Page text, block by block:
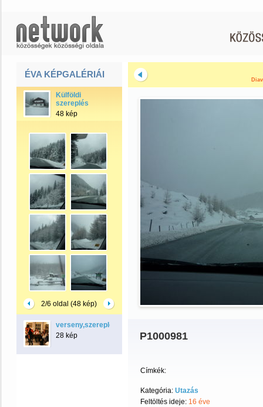
ÉVA KÉPGALÉRIÁI
Külföldi
szereplés
48 kép
2/6 oldal (48 kép)
verseny,szereplés,lemezborító
28 kép
P1000981
Címkék:
Kategória: Utazás
Feltöltés ideje: 16 éve